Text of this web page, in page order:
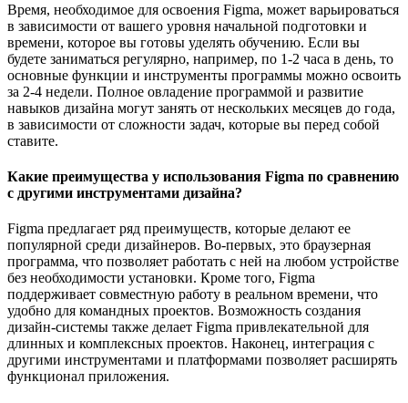
Время, необходимое для освоения Figma, может варьироваться
в зависимости от вашего уровня начальной подготовки и
времени, которое вы готовы уделять обучению. Если вы
будете заниматься регулярно, например, по 1-2 часа в день, то
основные функции и инструменты программы можно освоить
за 2-4 недели. Полное овладение программой и развитие
навыков дизайна могут занять от нескольких месяцев до года,
в зависимости от сложности задач, которые вы перед собой
ставите.
Какие преимущества у использования Figma по сравнению
с другими инструментами дизайна?
Figma предлагает ряд преимуществ, которые делают ее
популярной среди дизайнеров. Во-первых, это браузерная
программа, что позволяет работать с ней на любом устройстве
без необходимости установки. Кроме того, Figma
поддерживает совместную работу в реальном времени, что
удобно для командных проектов. Возможность создания
дизайн-системы также делает Figma привлекательной для
длинных и комплексных проектов. Наконец, интеграция с
другими инструментами и платформами позволяет расширять
функционал приложения.